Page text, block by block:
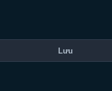
Lưu